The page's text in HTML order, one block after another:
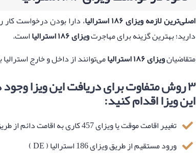
اصلی‌ترین لازمه ویزای ۱۸۶ استرالیا
، دارا بودن درخواست کار
دارید؛ بهترین گزینه برای مهاجرتویزای ۱۸۶ استرالیا
است.
متقاضیانویزای ۱۸۶ استرالیا می‌توانند از داخل و خارج
۳ روش متفاوت برای دریافت این ویزا
این ویزا اقدام کنید:
تغییر اقامت موقت یا ویزای 457 کاری به اقامت دائم از طریق ویزای 186 استرالیا (TRT )
ورود مستقیم از طریق ویزای 186 استرالیا ( DE )